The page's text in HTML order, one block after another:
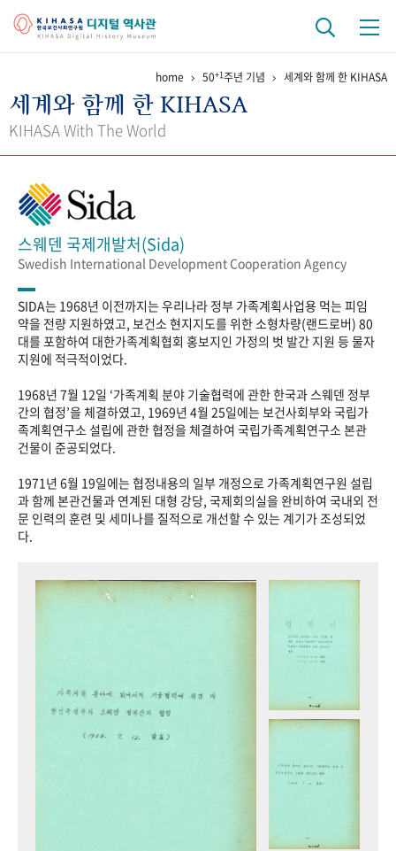
걸어온 길 기관 변천사 역대 기관장
정책과 연구 키워드로 보는 연구 역사
간행물 변천사
기록물 아카이브
사진 아카이브 문서 기록물 행정박물 영상 기록물
성과 50선 숫자로 보는 50년 50+1주년 광장
세계와 함께 한 KIHASA
VR 역사관
home 50+1주년 기념 세계와 함께 한 KIHASA
세계와 함께 한 KIHASA
KIHASA With The World
스웨덴 국제개발처(Sida)
Swedish International Development Cooperation Agency
SIDA는 1968년 이전까지는 우리나라 정부 가족계획사업용 먹는 피임
약을 전량 지원하였고, 보건소 현지지도를 위한 소형차량(랜드로버) 80
대를 포함하여 대한가족계획협회 홍보지인 가정의 벗 발간 지원 등 물자
지원에 적극적이었다.
1968년 7월 12일 ‘가족계획 분야 기술협력에 관한 한국과 스웨덴 정부
간의 협정’을 체결하였고, 1969년 4월 25일에는 보건사회부와 국립가
족계획연구소 설립에 관한 협정을 체결하여 국립가족계획연구소 본관
건물이 준공되었다.
1971년 6월 19일에는 협정내용의 일부 개정으로 가족계획연구원 설립
과 함께 본관건물과 연계된 대형 강당, 국제회의실을 완비하여 국내외 전
문 인력의 훈련 및 세미나를 질적으로 개선할 수 있는 계기가 조성되었
다.